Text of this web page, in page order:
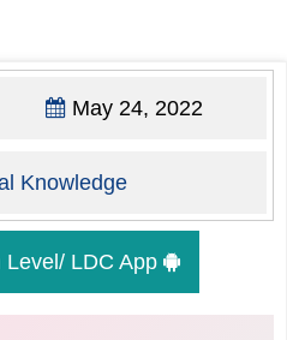
May 24, 2022
Knowledge
LDC App